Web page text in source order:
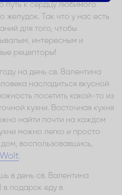
путь к сердцу любимого
желудок. Так что у нас есть
для того, чтобы
интересным и
рецепторы!
на день св. Валентина
насладиться вкусной
посетить какой-то из
кухни. Восточная кухня
найти почти на каждом
можно легко и просто
дом, воспользовавшись,
Wolt.
в день св. Валентина
подарок еду в